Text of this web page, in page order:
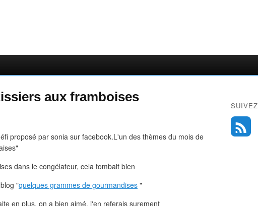
aux framboises
proposé par sonia sur facebook.L'un des thèmes du mois de
dans le congélateur, cela tombait bien
"quelques grammes de gourmandises "
en plus, on a bien aimé, j'en referais surement